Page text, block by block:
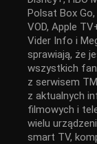
Polsat Box
VOD, Apple
Vider Info i
sprawiają, że
wszystkich
z serwisem
z aktualnych
filmowych i
wielu
smart TV,